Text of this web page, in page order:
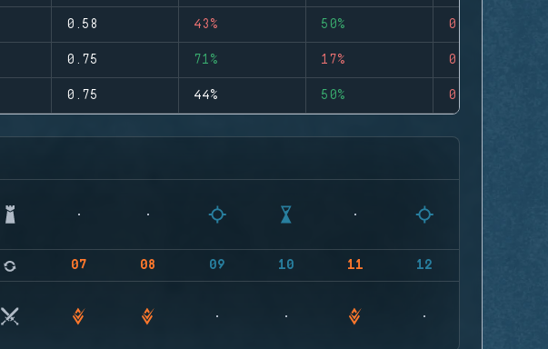
0.58 43% 50% 0
0.75 71% 17% 0
0.75 44% 50% 0
07 08 09 10 11 12